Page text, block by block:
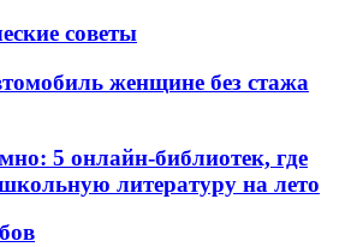
советы
женщине без стажа
5 онлайн-библиотек, где
литературу на лето